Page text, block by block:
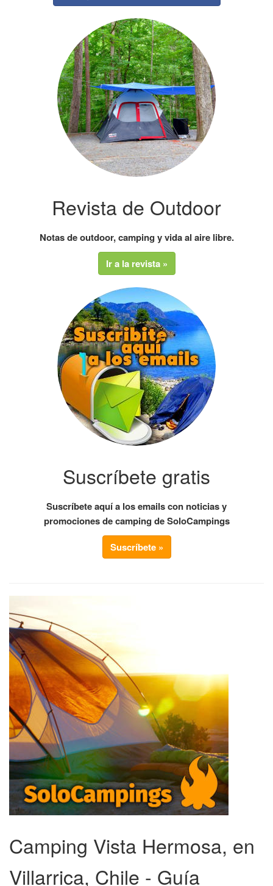
Revista de Outdoor
Notas de outdoor, camping y vida al aire libre.
Ir a la revista »
Suscríbete gratis
Suscríbete aquí a los emails con noticias y
promociones de camping de SoloCampings
Suscríbete »
Camping Vista Hermosa, en
Villarrica, Chile - Guía